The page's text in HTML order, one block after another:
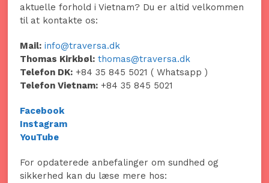
aktuelle forhold i Vietnam? Du er altid velkommen
til at kontakte os:
Mail: info@traversa.dk
Thomas Kirkbøl: thomas@traversa.dk
Telefon DK: +84 35 845 5021 ( Whatsapp )
Telefon Vietnam: +84 35 845 5021
Facebook
Instagram
YouTube
For opdaterede anbefalinger om sundhed og
sikkerhed kan du læse mere hos: